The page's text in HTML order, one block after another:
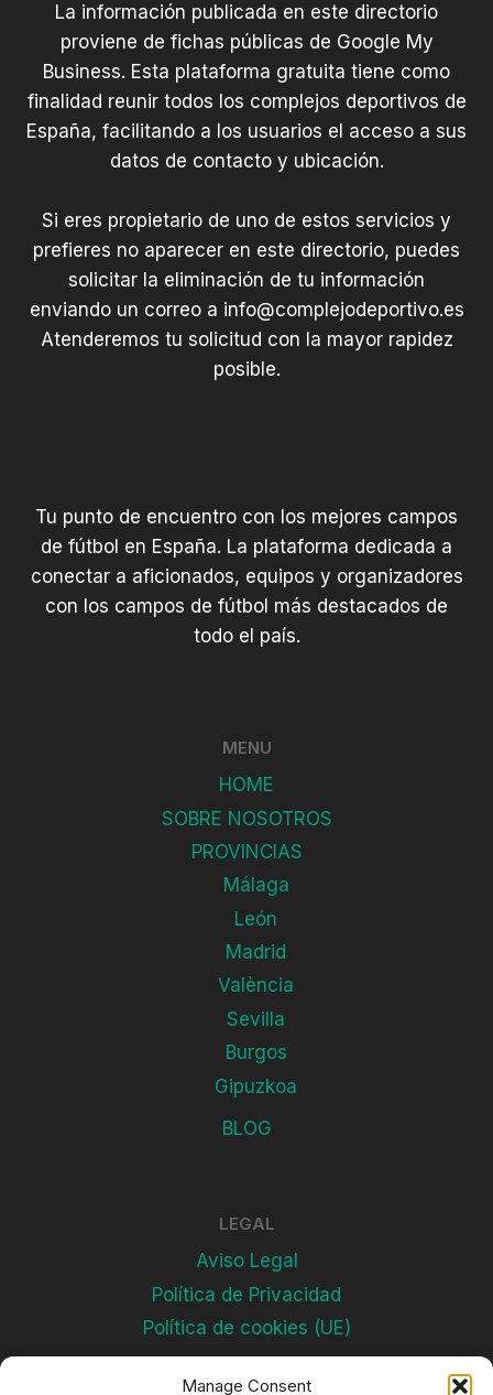
Manage Consent
La información publicada en este directorio
proviene de fichas públicas de Google My
Business. Esta plataforma gratuita tiene como
finalidad reunir todos los complejos deportivos de
España, facilitando a los usuarios el acceso a sus
datos de contacto y ubicación.
Si eres propietario de uno de estos servicios y
prefieres no aparecer en este directorio, puedes
solicitar la eliminación de tu información
enviando un correo a info@complejodeportivo.es
Atenderemos tu solicitud con la mayor rapidez
posible.
Tu punto de encuentro con los mejores campos
de fútbol en España. La plataforma dedicada a
conectar a aficionados, equipos y organizadores
con los campos de fútbol más destacados de
todo el país.
MENU
HOME
SOBRE NOSOTROS
PROVINCIAS
Málaga
León
Madrid
València
Sevilla
Burgos
Gipuzkoa
BLOG
LEGAL
Aviso Legal
Política de Privacidad
Política de cookies (UE)